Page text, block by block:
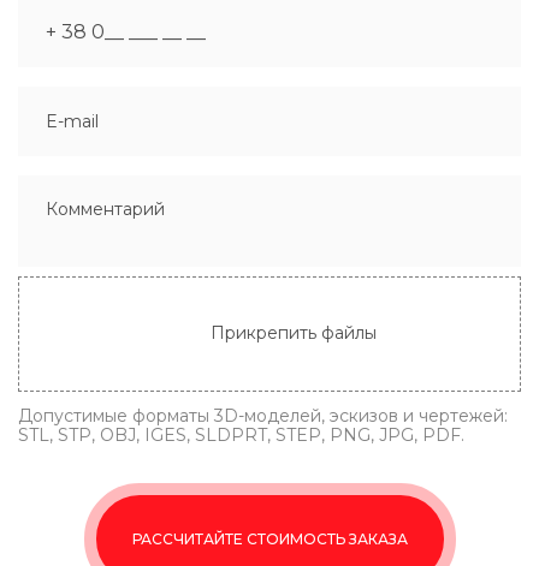
Прикрепить файлы
Допустимые форматы 3D-моделей, эскизов и чертежей:
STL, STP, OBJ, IGES, SLDPRT, STEP, PNG, JPG, PDF.
РАССЧИТАЙТЕ СТОИМОСТЬ ЗАКАЗА